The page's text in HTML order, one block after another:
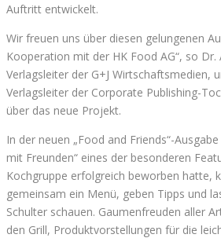
Auftritt entwickelt.
Wir freuen uns über diesen gelungenen
Kooperation mit der HK Food AG“, so
Verlagsleiter der G+J Wirtschaftsmedien,
Verlagsleiter der Corporate Publishing-
über das neue Projekt.
In der neuen „Food and Friends“-
mit Freunden“ eines der besonderen
Kochgruppe erfolgreich beworben hatte,
gemeinsam ein Menü, geben Tipps und
Schulter schauen. Gaumenfreuden aller
den Grill, Produktvorstellungen für die